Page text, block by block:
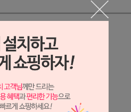
정보 새창 열기
정보를 확대해 보실 수 있습니다.
독해주세요 ※
따라 가격이 달라질 수 있으니